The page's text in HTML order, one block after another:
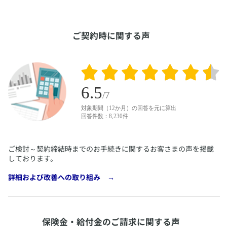
​ご契約時に関する声
​ご検討～契約締結時までのお手続きに関するお客さまの声を掲載
しております。
​詳細および改善への取り組み →
​保険金・給付金のご請求に関する声